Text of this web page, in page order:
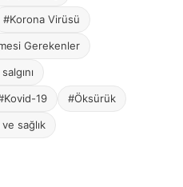
#Korona Virüsü
Gerekenler
19 #Öksürük
sağlık